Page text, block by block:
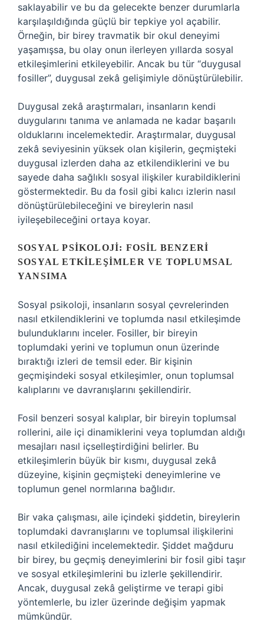
saklayabilir ve bu da gelecekte benzer durumlarla
karşılaşıldığında güçlü bir tepkiye yol açabilir.
Örneğin, bir birey travmatik bir okul deneyimi
yaşamışsa, bu olay onun ilerleyen yıllarda sosyal
etkileşimlerini etkileyebilir. Ancak bu tür “duygusal
fosiller”, duygusal zekâ gelişimiyle dönüştürülebilir.
Duygusal zekâ araştırmaları, insanların kendi
duygularını tanıma ve anlamada ne kadar başarılı
olduklarını incelemektedir. Araştırmalar, duygusal
zekâ seviyesinin yüksek olan kişilerin, geçmişteki
duygusal izlerden daha az etkilendiklerini ve bu
sayede daha sağlıklı sosyal ilişkiler kurabildiklerini
göstermektedir. Bu da fosil gibi kalıcı izlerin nasıl
dönüştürülebileceğini ve bireylerin nasıl
iyileşebileceğini ortaya koyar.
SOSYAL PSIKOLOJI: FOSIL BENZERI
SOSYAL ETKILEŞIMLER VE TOPLUMSAL
YANSIMA
Sosyal psikoloji, insanların sosyal çevrelerinden
nasıl etkilendiklerini ve toplumda nasıl etkileşimde
bulunduklarını inceler. Fosiller, bir bireyin
toplumdaki yerini ve toplumun onun üzerinde
bıraktığı izleri de temsil eder. Bir kişinin
geçmişindeki sosyal etkileşimler, onun toplumsal
kalıplarını ve davranışlarını şekillendirir.
Fosil benzeri sosyal kalıplar, bir bireyin toplumsal
rollerini, aile içi dinamiklerini veya toplumdan aldığı
mesajları nasıl içselleştirdiğini belirler. Bu
etkileşimlerin büyük bir kısmı, duygusal zekâ
düzeyine, kişinin geçmişteki deneyimlerine ve
toplumun genel normlarına bağlıdır.
Bir vaka çalışması, aile içindeki şiddetin, bireylerin
toplumdaki davranışlarını ve toplumsal ilişkilerini
nasıl etkilediğini incelemektedir. Şiddet mağduru
bir birey, bu geçmiş deneyimlerini bir fosil gibi taşır
ve sosyal etkileşimlerini bu izlerle şekillendirir.
Ancak, duygusal zekâ geliştirme ve terapi gibi
yöntemlerle, bu izler üzerinde değişim yapmak
mümkündür.